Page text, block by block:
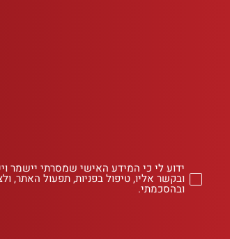
ידוע לי כי המידע האישי שמסרתי יישמר
ובקשר אליו, טיפול בפניות, תפעול האתר,
ובהסכמתי.